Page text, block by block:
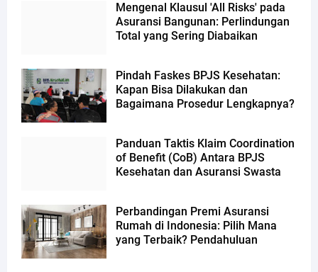
Mengenal Klausul 'All Risks' pada
Asuransi Bangunan: Perlindungan
Total yang Sering Diabaikan
Pindah Faskes BPJS Kesehatan:
Kapan Bisa Dilakukan dan
Bagaimana Prosedur Lengkapnya?
Panduan Taktis Klaim Coordination
of Benefit (CoB) Antara BPJS
Kesehatan dan Asuransi Swasta
Perbandingan Premi Asuransi
Rumah di Indonesia: Pilih Mana
yang Terbaik? Pendahuluan